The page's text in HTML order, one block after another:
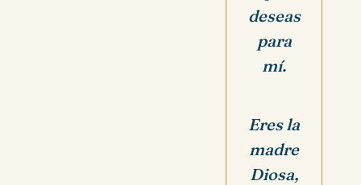
deseas
para
mí.
Eres la
madre
Diosa,